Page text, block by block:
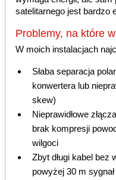
satelitarnego jest bardzo
Problemy, na które
W moich instalacjach
Słaba separacja
konwertera lub
skew)
Nieprawidłowe
brak kompresji
wilgoci
Zbyt długi kabel bez
powyżej 30 m